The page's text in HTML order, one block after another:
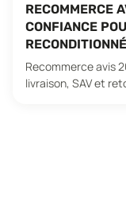
RECOMMERCE
CONFIANCE
Recommerce avis
livraison, SAV et